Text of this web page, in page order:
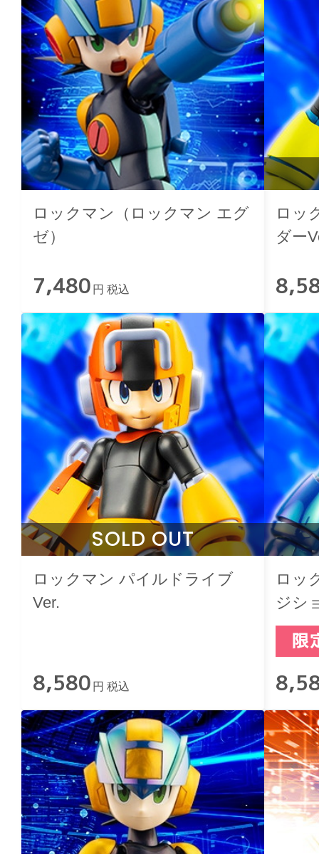
ロックマン（ロックマン エグ
ゼ）
7,480 円 税込
ロッ
ダー
SOLD OUT
ロックマン パイルドライブ
Ver.
8,580 円 税込
ロッ
ジシ